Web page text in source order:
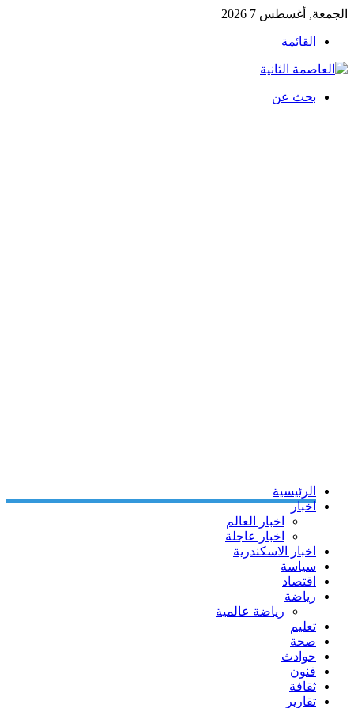
الجمعة, أغسطس 7 2026
القائمة
بحث عن
الرئيسية
اخبار
اخبار العالم
اخبار عاجلة
اخبار الاسكندرية
سياسة
اقتصاد
رياضة
رياضة عالمية
تعليم
صحة
حوادث
فنون
ثقافة
تقارير